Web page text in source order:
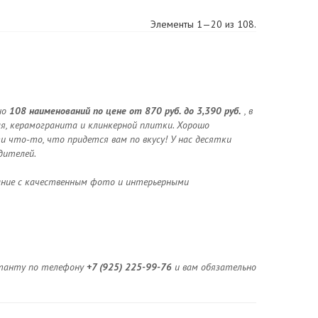
Элементы 1—20 из 108.
108 наименований по цене от 870 руб. до 3,390 руб. , в
керамогранита и клинкерной плитки. Хорошо
что-то, что придется вам по вкусу! У нас десятки
с качественным фото и интерьерными
по телефону+7 (925) 225-99-76 и вам обязательно